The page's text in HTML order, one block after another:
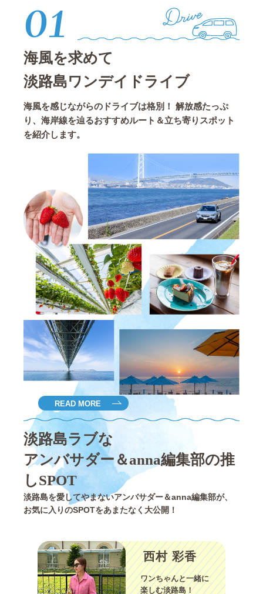
01
海風を感じながらのドライブは格別！ 解放感たっぷ
り、海岸線を辿るおすすめルート＆立ち寄りスポット
を紹介します。
海風を求めて
淡路島ワンデイドライブ
READ MORE
淡路島ラブな
アンバサダー＆anna編集部の推
しSPOT
淡路島を愛してやまないアンバサダー＆anna編集部が、
お気に入りのSPOTをあまたなく大公開！
西村 彩香
ワンちゃんと一緒に
楽しむ淡路島！